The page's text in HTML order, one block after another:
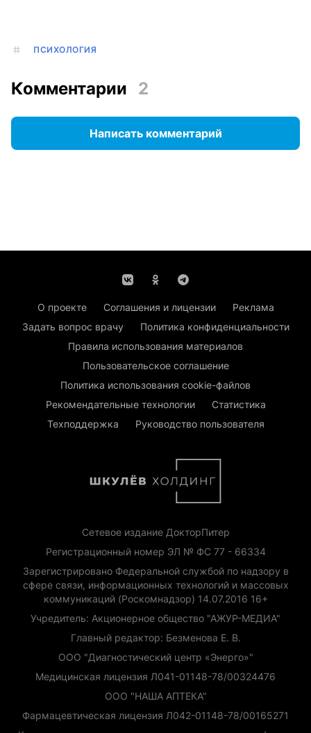
ПСИХОЛОГИЯ
Комментарии 2
Написать комментарий
О проекте Соглашения и лицензии
Реклама
Задать вопрос врачу
Политика конфиденциальности
Правила использования материалов
Пользовательское соглашение
Политика использования cookie-файлов
Рекомендательные технологии
Статистика
Техподдержка
Руководство пользователя
Сетевое издание ДокторПитер
Регистрационный номер ЭЛ № ФС 77 - 66334
Зарегистрировано Федеральной службой по надзору в
сфере связи, информационных технологий и массовых
коммуникаций (Роскомнадзор) 14.07.2016 16+
Учредитель: Акционерное общество "АЖУР-МЕДИА"
Главный редактор: Безменова Е. В.
ООО "Диагностический центр «Энерго»"
Медицинская лицензия Л041-01148-78/00324476
ООО "НАША АПТЕКА"
Фармацевтическая лицензия Л042-01148-78/00165271